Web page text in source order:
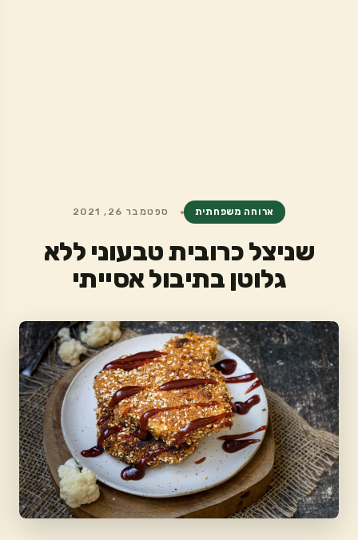
ארוחה משפחתית ספטמבר 26, 2021
שניצל כרובית טבעוני ללא
גלוטן בתיבול אסייתי